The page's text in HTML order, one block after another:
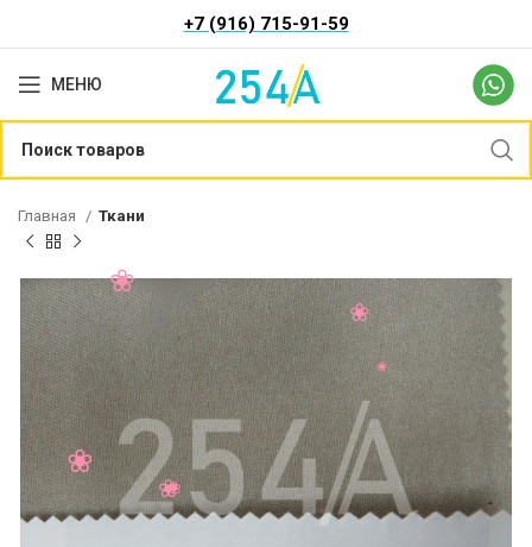
+7 (916) 715-91-59
МЕНЮ
Главная Ткани